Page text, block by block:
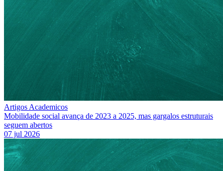
Artigos Academicos
Mobilidade social avança de 2023 a 2025, mas gargalos estruturais
seguem abertos
07 jul 2026